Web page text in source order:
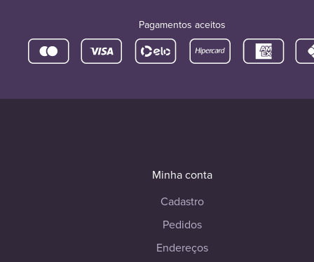
Pagamentos aceitos
Minha conta
Cadastro
Pedidos
Endereços